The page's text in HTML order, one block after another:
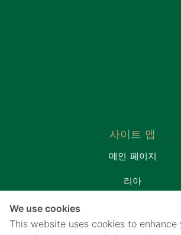
사이트 맵
메인 페이지
리아
We use cookies
This website uses cookies to